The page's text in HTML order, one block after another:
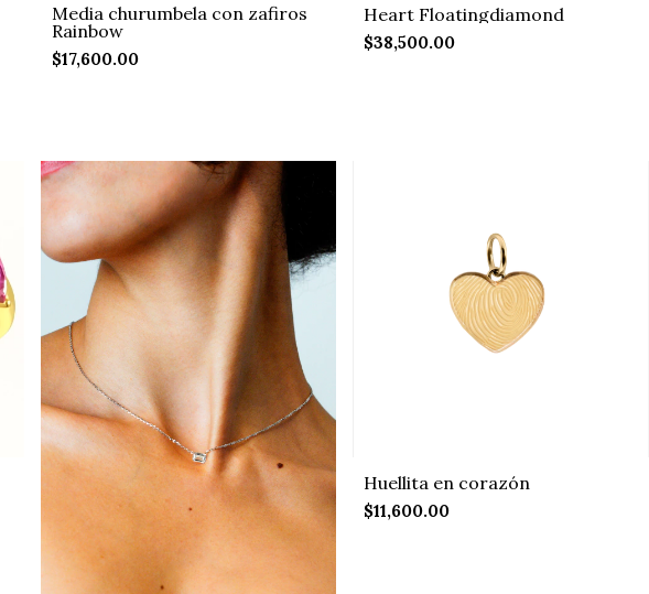
Media churumbela con zafiros
Rainbow
$17,600.00
Heart Floatingdiamond
$38,500.00
Huellita en corazón
$11,600.00